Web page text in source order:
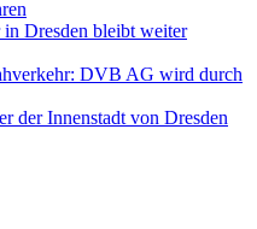
Dresden bleibt weiter
DVB AG wird durch
der Innenstadt von Dresden